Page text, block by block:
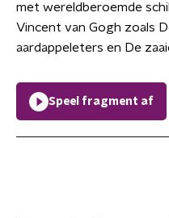
met wereldberoemde
Vincent van Gogh zoals
aardappeleters en De
Speel fragment af